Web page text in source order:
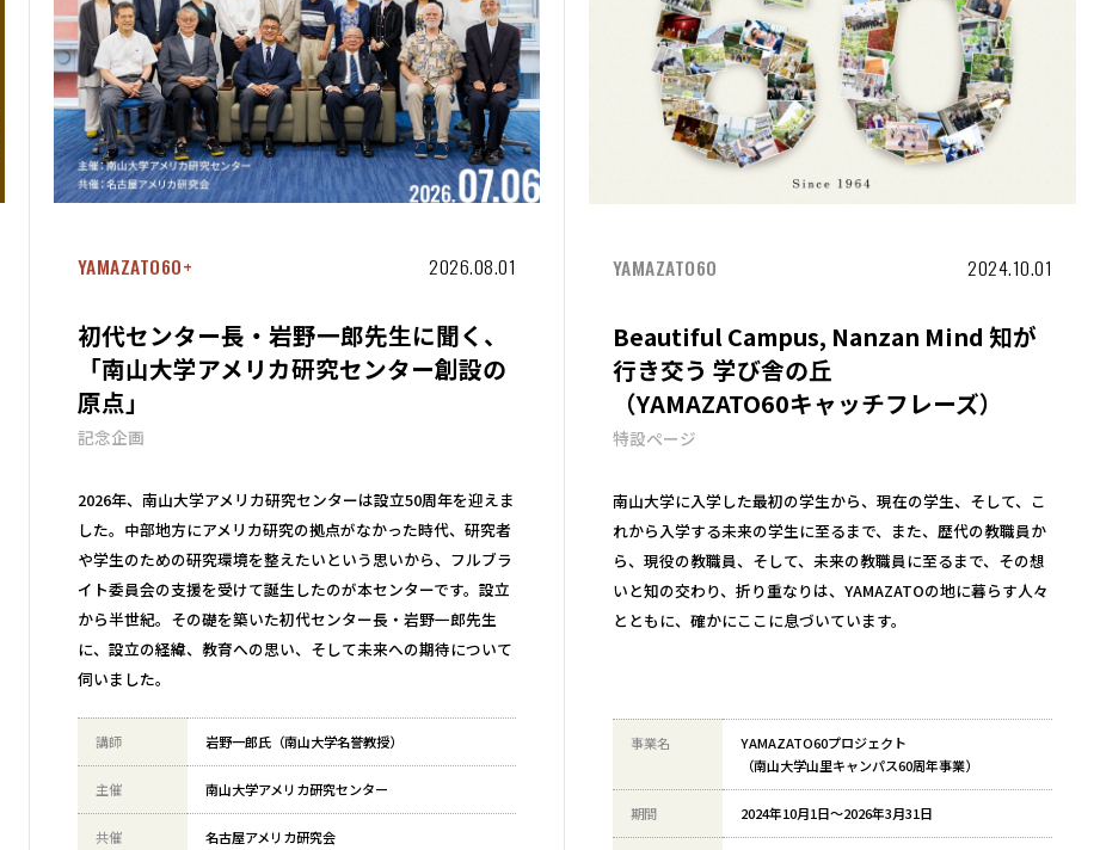
YAMAZATO60+ 2026.08.01
初代センター長・岩野一郎先生に聞く、
「南山大学アメリカ研究センター創設の
原点」
記念企画
2026年、南山大学アメリカ研究センターは設立50周年を迎えま
した。中部地方にアメリカ研究の拠点がなかった時代、研究者
や学生のための研究環境を整えたいという思いから、フルブラ
イト委員会の支援を受けて誕生したのが本センターです。設立
から半世紀。その礎を築いた初代センター長・岩野一郎先生
に、設立の経緯、教育への思い、そして未来への期待について
伺いました。
講師 岩野一郎氏（南山大学名誉教授）
主催 南山大学アメリカ研究センター
共催 名古屋アメリカ研究会
YAMAZATO60 2024.10.01
Beautiful Campus, Nanzan Mind 知が
行き交う 学び舎の丘
（YAMAZATO60キャッチフレーズ）
特設ページ
南山大学に入学した最初の学生から、現在の学生、そして、こ
れから入学する未来の学生に至るまで、また、歴代の教職員か
ら、現役の教職員、そして、未来の教職員に至るまで、その想
いと知の交わり、折り重なりは、YAMAZATOの地に暮らす人々
とともに、確かにここに息づいています。
事業名
YAMAZATO60プロジェクト
（南山大学山里キャンパス60周年事業）
期間 2024年10月1日～2026年3月31日